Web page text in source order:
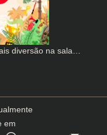
diversão na sala…
em